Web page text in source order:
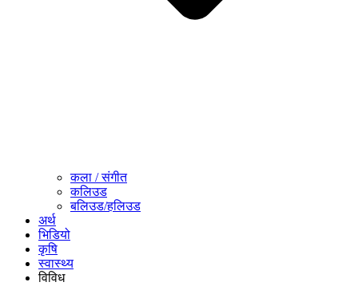
कला / संगीत​
कलिउड
बलिउड/हलिउड
अर्थ
भिडियो
कृषि
स्वास्थ्य
विविध